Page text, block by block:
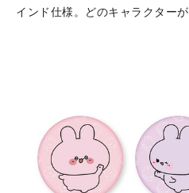
インド仕様。どのキャラクター